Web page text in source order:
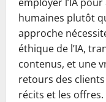
humaines plutôt
approche
éthique de l’IA,
contenus, et une
retours des
récits et les offres.